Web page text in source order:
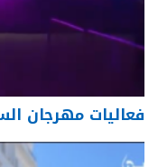
فعاليات مهرجان